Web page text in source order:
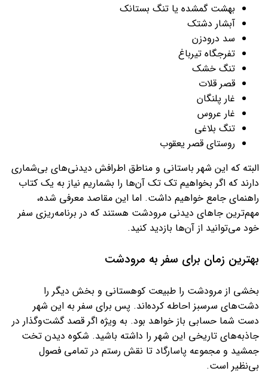
بهشت گمشده یا تنگ بستانک
آبشار دشتک
سد درودزن
تفرجگاه تیرباغ
تنگ خشک
قصر قلات
غار پلنگان
غار عروس
تنگ بلاغی
روستای قصر یعقوب
البته که این شهر باستانی و مناطق اطرافش دیدنی‌های بی‌شماری
دارند که اگر بخواهیم تک تک آن‌ها را بشماریم نیاز به یک کتاب
راهنمای جامع خواهیم داشت. اما این مقاصد معرفی شده،
مهم‌ترین جاهای دیدنی مرودشت هستند که در برنامه‌ریزی سفر
خود می‌توانید از آن‌ها بازدید کنید.
بهترین زمان برای سفر به مرودشت
بخشی از مرودشت را طبیعت کوهستانی و بخش دیگر را
دشت‌های سرسبز احاطه کرده‌اند. پس برای سفر به این شهر
دست شما حسابی باز خواهد بود. به ‌ویژه اگر قصد گشت‌وگذار در
جاذبه‌های تاریخی این شهر را داشته باشید. شکوه دیدن تخت
جمشید و مجموعه پاسارگاد تا نقش رستم در تمامی فصول
بی‌نظیر است.